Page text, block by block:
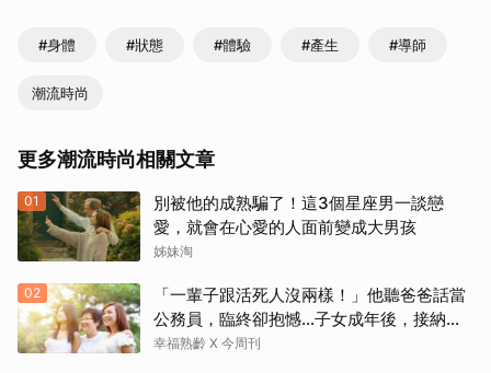
#身體 #狀態 #體驗 #產生 #導師
潮流時尚
更多潮流時尚相關文章
01
別被他的成熟騙了！這3個星座男一談戀
愛，就會在心愛的人面前變成大男孩
姊妹淘
02
「一輩子跟活死人沒兩樣！」他聽爸爸話當
公務員，臨終卻抱憾…子女成年後，接納與
欣賞就夠了
幸福熟齡 X 今周刊